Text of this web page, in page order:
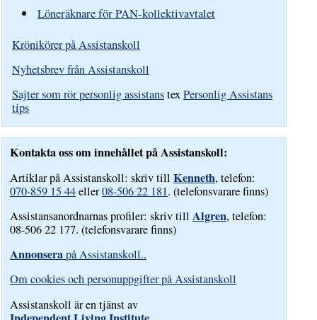
Löneräknare för PAN-kollektivavtalet
Krönikörer på Assistanskoll
Nyhetsbrev från Assistanskoll
Sajter som rör personlig assistanstexPersonlig Assistans
tips
Kontakta oss om innehållet på Assistanskoll:
Artiklar på Assistanskoll: skriv tillKenneth, telefon:
070-859 15 44eller08-506 22 181. (telefonsvarare finns)
Assistansanordnarnas profiler: skriv tillAlgren, telefon:
08-506 22 177. (telefonsvarare finns)
Annonserapå Assistanskoll..
Om cookies och personuppgifter på Assistanskoll
Assistanskoll är en tjänst av